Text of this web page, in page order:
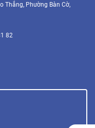
Thắng, Phường Bàn Cờ,
82